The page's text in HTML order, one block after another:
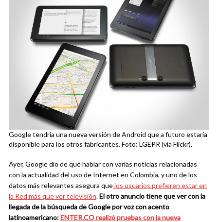
Google tendría una nueva versión de Android que a futuro estaría
disponible para los otros fabricantes. Foto: LGEPR (vía Flickr).
Ayer, Google dio de qué hablar con varias noticias relacionadas
con la actualidad del uso de Internet en Colombia, y uno de los
datos más relevantes asegura quelos usuarios prefieren estar en
la Red más que ver televisión.El otro anuncio tiene que ver con la
llegada de la búsqueda de Google por voz con acento
latinoamericano:ENTER.CO realizó pruebas con la nueva